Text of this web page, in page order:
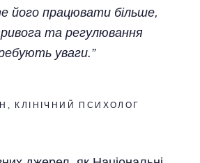
його працювати більше,
та регулювання
уваги.”
КЛІНІЧНИЙ ПСИХОЛОГ